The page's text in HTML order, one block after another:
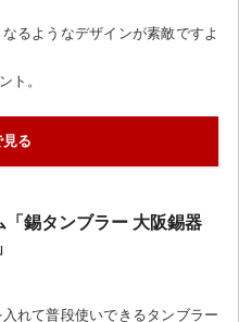
るようなデザインが素敵ですよ
ト。
る
錫タンブラー 大阪錫器
れて普段使いできるタンブラー